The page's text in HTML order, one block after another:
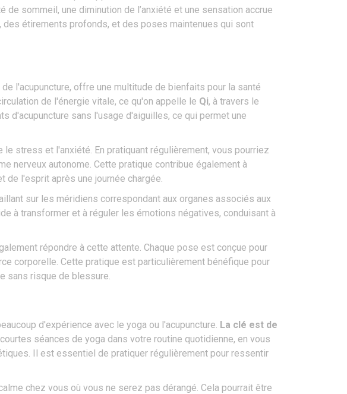
sommeil, une diminution de l’anxiété et une sensation accrue
étirements profonds, et des poses maintenues qui sont
l'acupuncture, offre une multitude de bienfaits pour la santé
de l'énergie vitale, ce qu'on appelle le Qi, à travers le
d'acupuncture sans l'usage d'aiguilles, ce qui permet une
stress et l'anxiété. En pratiquant régulièrement, vous pourriez
nerveux autonome. Cette pratique contribue également à
de l'esprit après une journée chargée.
sur les méridiens correspondant aux organes associés aux
à transformer et à réguler les émotions négatives, conduisant à
répondre à cette attente. Chaque pose est conçue pour
corporelle. Cette pratique est particulièrement bénéfique pour
sans risque de blessure.
d'expérience avec le yoga ou l'acupuncture. La clé est de
séances de yoga dans votre routine quotidienne, en vous
Il est essentiel de pratiquer régulièrement pour ressentir
chez vous où vous ne serez pas dérangé. Cela pourrait être